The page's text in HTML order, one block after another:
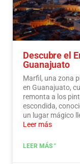
Descubre el
Guanajuato
Marfil, una zona
en Guanajuato,
remonta a los
escondida,
un lugar mágico
Leer más
LEER MÁS "